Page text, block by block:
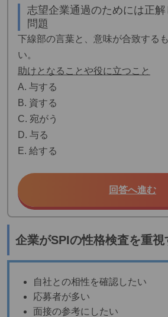
志望企業通過のためには正
問題
下線部の言葉と、意味が合致する
い。
助けとなることや役に立つこと
A. 与する
B. 資する
C. 宛がう
D. 与る
E. 給する
回答へ進む
企業がSPIの性格検査を重視
自社との相性を確認したい
応募者が多い
面接の参考にしたい